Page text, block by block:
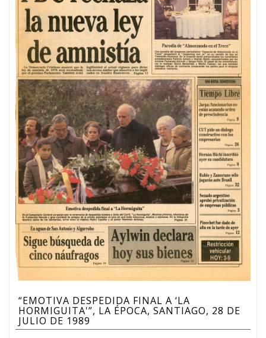
“EMOTIVA DESPEDIDA FINAL A ‘LA
HORMIGUITA'”, LA ÉPOCA, SANTIAGO, 28 DE
JULIO DE 1989